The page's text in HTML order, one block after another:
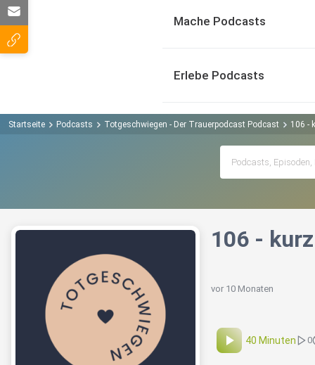
Mache Podcasts
Erlebe Podcasts
Startseite Podcasts Totgeschwiegen - Der Trauerpodcast Podcast 106 -
106 -
vor 10 Monaten
40 Minuten 0